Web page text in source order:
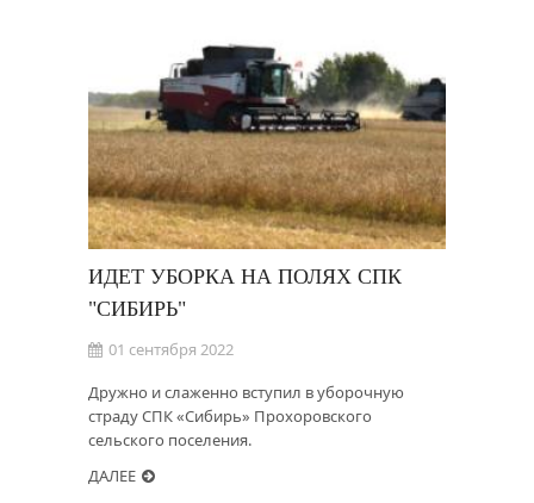
ИДЕТ УБОРКА НА ПОЛЯХ СПК
"СИБИРЬ"
01 сентября 2022
Дружно и слаженно вступил в уборочную
страду СПК «Сибирь» Прохоровского
сельского поселения.
ДАЛЕЕ